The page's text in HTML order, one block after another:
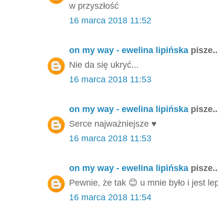
w przyszłość
16 marca 2018 11:52
on my way - ewelina lipińska
Nie da się ukryć...
16 marca 2018 11:53
on my way - ewelina lipińska
Serce najważniejsze ♥️
16 marca 2018 11:53
on my way - ewelina lipińska
Pewnie, że tak 😊 u mnie było i jest
16 marca 2018 11:54